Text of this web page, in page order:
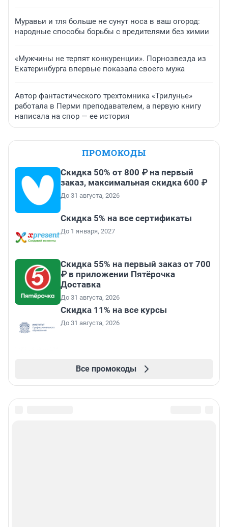
Муравьи и тля больше не сунут носа в ваш огород:
народные способы борьбы с вредителями без химии
«Мужчины не терпят конкуренции». Порнозвезда из
Екатеринбурга впервые показала своего мужа
Автор фантастического трехтомника «Трилунье»
работала в Перми преподавателем, а первую книгу
написала на спор — ее история
ПРОМОКОДЫ
Скидка 50% от 800 ₽ на первый
заказ, максимальная скидка 600 ₽
До 31 августа, 2026
Скидка 5% на все сертификаты
До 1 января, 2027
Скидка 55% на первый заказ от 700
₽ в приложении Пятёрочка
Доставка
До 31 августа, 2026
Скидка 11% на все курсы
До 31 августа, 2026
Все промокоды